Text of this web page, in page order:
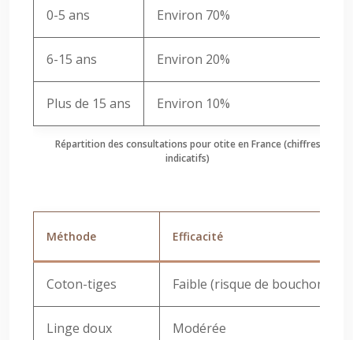
Répartition des consultations pour otite en France (chiffres
indicatifs)
0-5 ans Environ 70%
6-15 ans Environ 20%
Plus de 15 ans Environ 10%
Méthode Efficacité
Coton-tiges Faible (risque de bouchon)
Linge doux Modérée